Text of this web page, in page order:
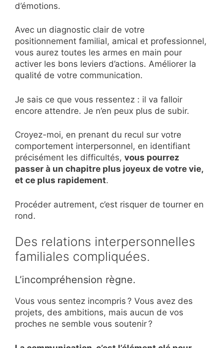
d’émotions.
Avec un diagnostic clair de votre
positionnement familial, amical et professionnel,
vous aurez toutes les armes en main pour
activer les bons leviers d’actions. Améliorer la
qualité de votre communication.
Je sais ce que vous ressentez : il va falloir
encore attendre. Je n’en peux plus de subir.
Croyez-moi, en prenant du recul sur votre
comportement interpersonnel, en identifiant
précisément les difficultés, vous pourrez
passer à un chapitre plus joyeux de votre vie,
et ce plus rapidement.
Procéder autrement, c’est risquer de tourner en
rond.
Des relations interpersonnelles
familiales compliquées.
L’incompréhension règne.
Vous vous sentez incompris ? Vous avez des
projets, des ambitions, mais aucun de vos
proches ne semble vous soutenir ?